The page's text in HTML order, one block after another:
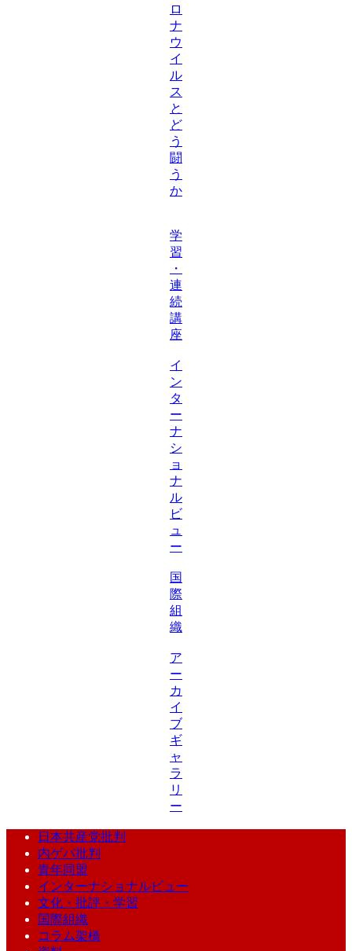
ロ
ナ
ウ
イ
ル
ス
と
ど
う
闘
う
か
学
習
・
連
続
講
座
イ
ン
タ
ー
ナ
シ
ョ
ナ
ル
ビ
ュ
ー
国
際
組
織
ア
ー
カ
イ
ブ
ギ
ャ
ラ
リ
ー
日本共産党批判
内ゲバ批判
青年同盟
インターナショナルビュー
文化・批評・学習
国際組織
コラム架橋